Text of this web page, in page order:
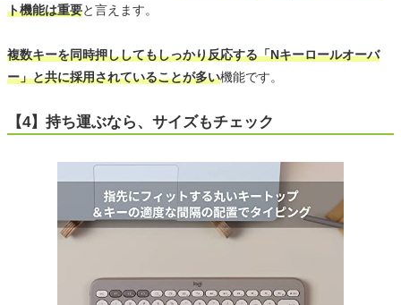
ト機能は重要と言えます。
複数キーを同時押ししてもしっかり反応する「Nキーロールオーバ
ー」と共に採用されていることが多い機能です。
【4】持ち運ぶなら、サイズもチェック